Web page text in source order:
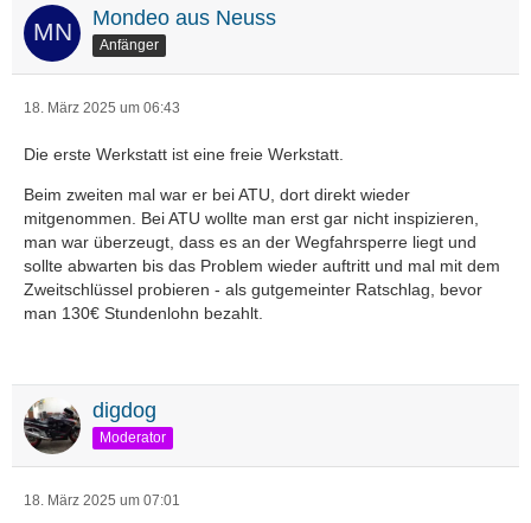
Mondeo aus Neuss
Anfänger
18. März 2025 um 06:43
Die erste Werkstatt ist eine freie Werkstatt.
Beim zweiten mal war er bei ATU, dort direkt wieder
mitgenommen. Bei ATU wollte man erst gar nicht inspizieren,
man war überzeugt, dass es an der Wegfahrsperre liegt und
sollte abwarten bis das Problem wieder auftritt und mal mit dem
Zweitschlüssel probieren - als gutgemeinter Ratschlag, bevor
man 130€ Stundenlohn bezahlt.
digdog
Moderator
18. März 2025 um 07:01